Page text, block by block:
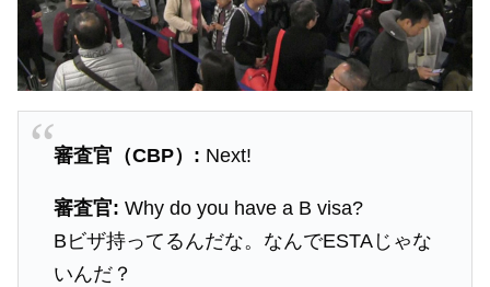
審査官（CBP）: Next!
審査官: Why do you have a B visa?
Bビザ持ってるんだな。なんでESTAじゃな
いんだ？